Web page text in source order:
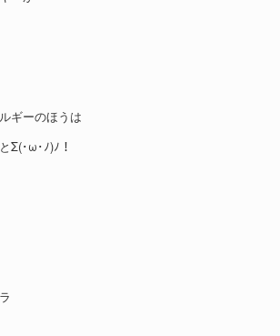
ギーのほうは
Σ(･ω･ﾉ)ﾉ！